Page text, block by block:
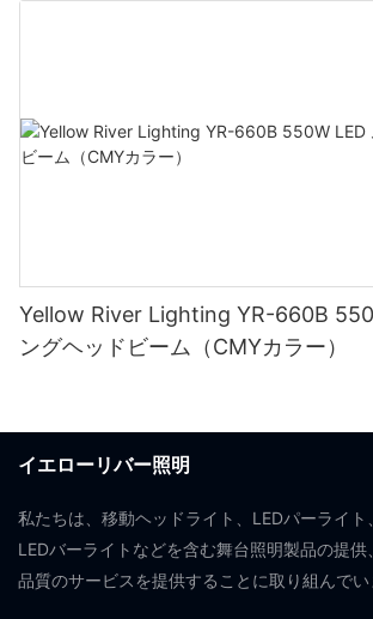
Yellow River Lighting YR-660B
ングヘッドビーム（CMYカラー）
イエローリバー照明
私たちは、移動ヘッドライト、LEDパーライト
LEDバーライトなどを含む舞台照明製品の提
品質のサービスを提供することに取り組んでい